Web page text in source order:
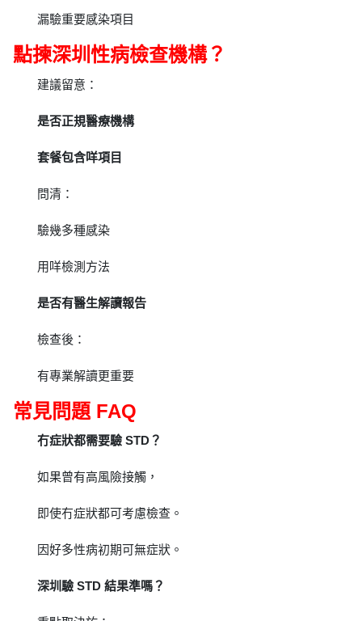
漏驗重要感染項目
點揀深圳性病檢查機構？
建議留意：
是否正規醫療機構
套餐包含咩項目
問清：
驗幾多種感染
用咩檢測方法
是否有醫生解讀報告
檢查後：
有專業解讀更重要
常見問題 FAQ
冇症狀都需要驗 STD？
如果曾有高風險接觸，
即使冇症狀都可考慮檢查。
因好多性病初期可無症狀。
深圳驗 STD 結果準嗎？